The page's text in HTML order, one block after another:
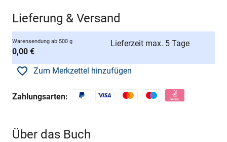
Lieferung & Versand
Warensendung ab 500 g
0,00 €
Lieferzeit max. 5 Tage
Zum Merkzettel hinzufügen
Zahlungsarten:
Über das Buch